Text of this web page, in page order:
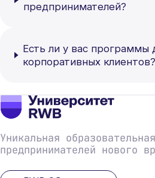
предпринимателей?
Есть ли у вас программы
корпоративных клиентов?
Уникальная
предпринимателей нового